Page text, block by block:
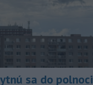
sa do polnoci